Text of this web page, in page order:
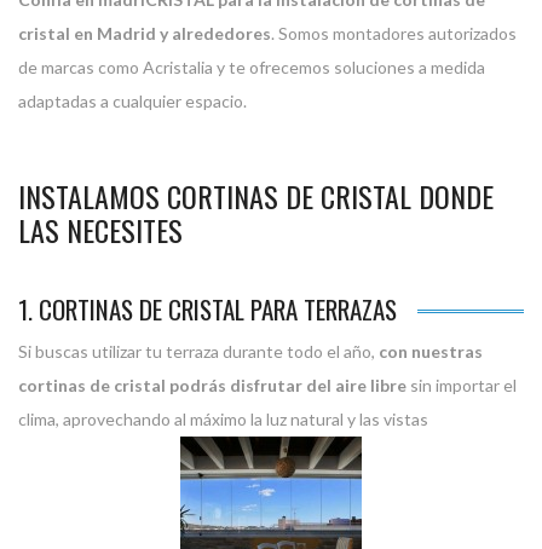
cristal en Madrid y alrededores. Somos montadores autorizados
demarcas como Acristalia y te ofrecemos soluciones a medida
adaptadas a cualquier espacio.
INSTALAMOS CORTINAS DE CRISTAL DONDE
LAS NECESITES
1. CORTINAS DE CRISTAL PARA TERRAZAS
Si buscas utilizar tu terraza durante todo el año, con nuestras
cortinas de cristal podrás disfrutar del aire libre sin importar el
clima, aprovechando al máximo la luz natural y las vistas